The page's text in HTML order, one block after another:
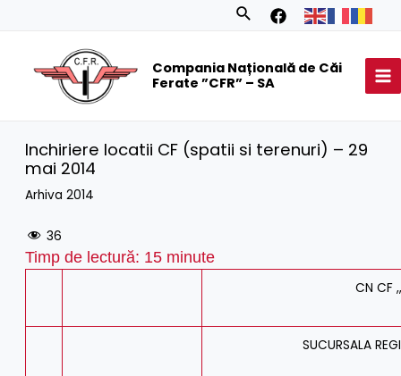
Search
Compania Națională de Căi
Ferate ”CFR” – SA
Inchiriere locatii CF (spatii si terenuri) – 29
mai 2014
Arhiva 2014
36
Timp de lectură: 15 minute
CN CF
SUCURSALA